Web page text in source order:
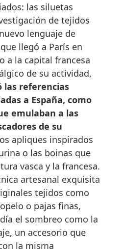
las siluetas
de tejidos
lenguaje de
llegó a París en
a la capital francesa
de su actividad,
las referencias
a España, como
emulaban a las
de su
apliques inspirados
o las boinas que
vasca y la francesa.
artesanal exquisita
tejidos como
o pajas finas,
el sombreo como la
un accesorio que
la misma